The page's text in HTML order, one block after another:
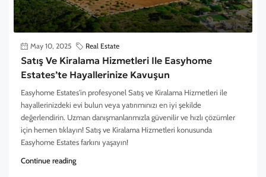
May 10, 2025 Real Estate
Satış Ve Kiralama Hizmetleri Ile Easyhome
Estates’te Hayallerinize Kavuşun
Easyhome Estates'in profesyonel Satış ve Kiralama Hizmetleri ile
hayallerinizdeki evi bulun veya yatırımınızı en iyi şekilde
değerlendirin. Uzman danışmanlarımızla güvenilir ve hızlı çözümler
için hemen tıklayın! Satış ve Kiralama Hizmetleri konusunda
Easyhome Estates farkını yaşayın!
Continue reading